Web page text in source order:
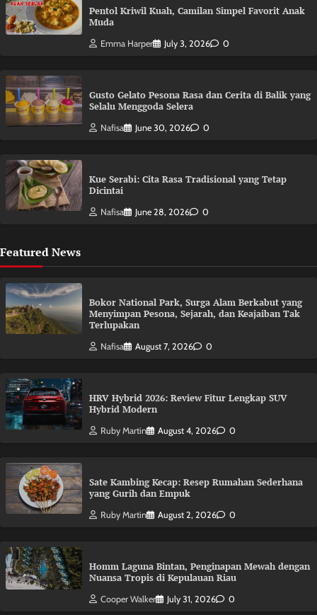
Pentol Kriwil Kuah, Camilan Simpel Favorit Anak
Muda
Emma Harper July 3, 2026 0
Gusto Gelato Pesona Rasa dan Cerita di Balik yang
Selalu Menggoda Selera
Nafisa June 30, 2026 0
Kue Serabi: Cita Rasa Tradisional yang Tetap
Dicintai
Nafisa June 28, 2026 0
Featured News
Bokor National Park, Surga Alam Berkabut yang
Menyimpan Pesona, Sejarah, dan Keajaiban Tak
Terlupakan
Nafisa August 7, 2026 0
HRV Hybrid 2026: Review Fitur Lengkap SUV
Hybrid Modern
Ruby Martin August 4, 2026 0
Sate Kambing Kecap: Resep Rumahan Sederhana
yang Gurih dan Empuk
Ruby Martin August 2, 2026 0
Homm Laguna Bintan, Penginapan Mewah dengan
Nuansa Tropis di Kepulauan Riau
Cooper Walker July 31, 2026 0